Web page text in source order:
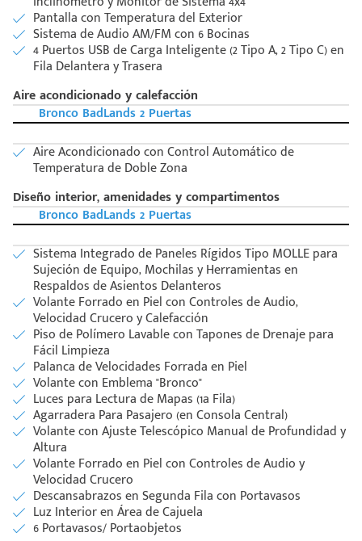
Escríbenos
Código
Pantalla con Temperatura del Exterior
Sistema de Audio AM/FM con 6 Bocinas
4 Puertos USB de Carga Inteligente (2 Tipo A, 2 Tipo C) en
Fila Delantera y Trasera
Aire acondicionado y calefacción
Bronco BadLands 2 Puertas
Aire Acondicionado con Control Automático de
Temperatura de Doble Zona
Diseño interior, amenidades y compartimentos
Bronco BadLands 2 Puertas
Sistema Integrado de Paneles Rígidos Tipo MOLLE para
Sujeción de Equipo, Mochilas y Herramientas en
Respaldos de Asientos Delanteros
Volante Forrado en Piel con Controles de Audio,
Velocidad Crucero y Calefacción
Piso de Polímero Lavable con Tapones de Drenaje para
Fácil Limpieza
Palanca de Velocidades Forrada en Piel
Volante con Emblema "Bronco"
Luces para Lectura de Mapas (1a Fila)
Agarradera Para Pasajero (en Consola Central)
Volante con Ajuste Telescópico Manual de Profundidad y
Altura
Volante Forrado en Piel con Controles de Audio y
Velocidad Crucero
Descansabrazos en Segunda Fila con Portavasos
Luz Interior en Área de Cajuela
6 Portavasos/ Portaobjetos